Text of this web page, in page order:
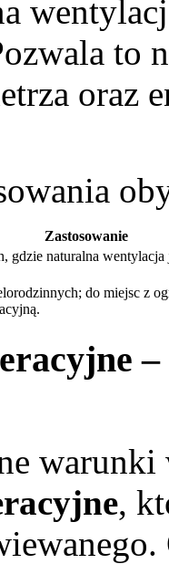
to
oraz
Zastosowanie
gdzie naturalna wentylacja
do miejsc z
,